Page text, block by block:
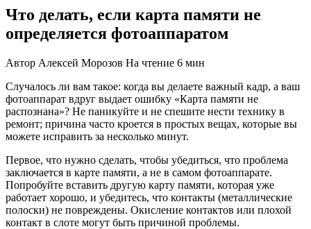
Что делать, если карта памяти не
определяется фотоаппаратом
Автор Алексей Морозов На чтение 6 мин
Случалось ли вам такое: когда вы делаете важный кадр, а ваш
фотоаппарат вдруг выдает ошибку «Карта памяти не
распознана»? Не паникуйте и не спешите нести технику в
ремонт; причина часто кроется в простых вещах, которые вы
можете исправить за несколько минут.
Первое, что нужно сделать, чтобы убедиться, что проблема
заключается в карте памяти, а не в самом фотоаппарате.
Попробуйте вставить другую карту памяти, которая уже
работает хорошо, и убедитесь, что контакты (металлические
полоски) не повреждены. Окисление контактов или плохой
контакт в слоте могут быть причиной проблемы.